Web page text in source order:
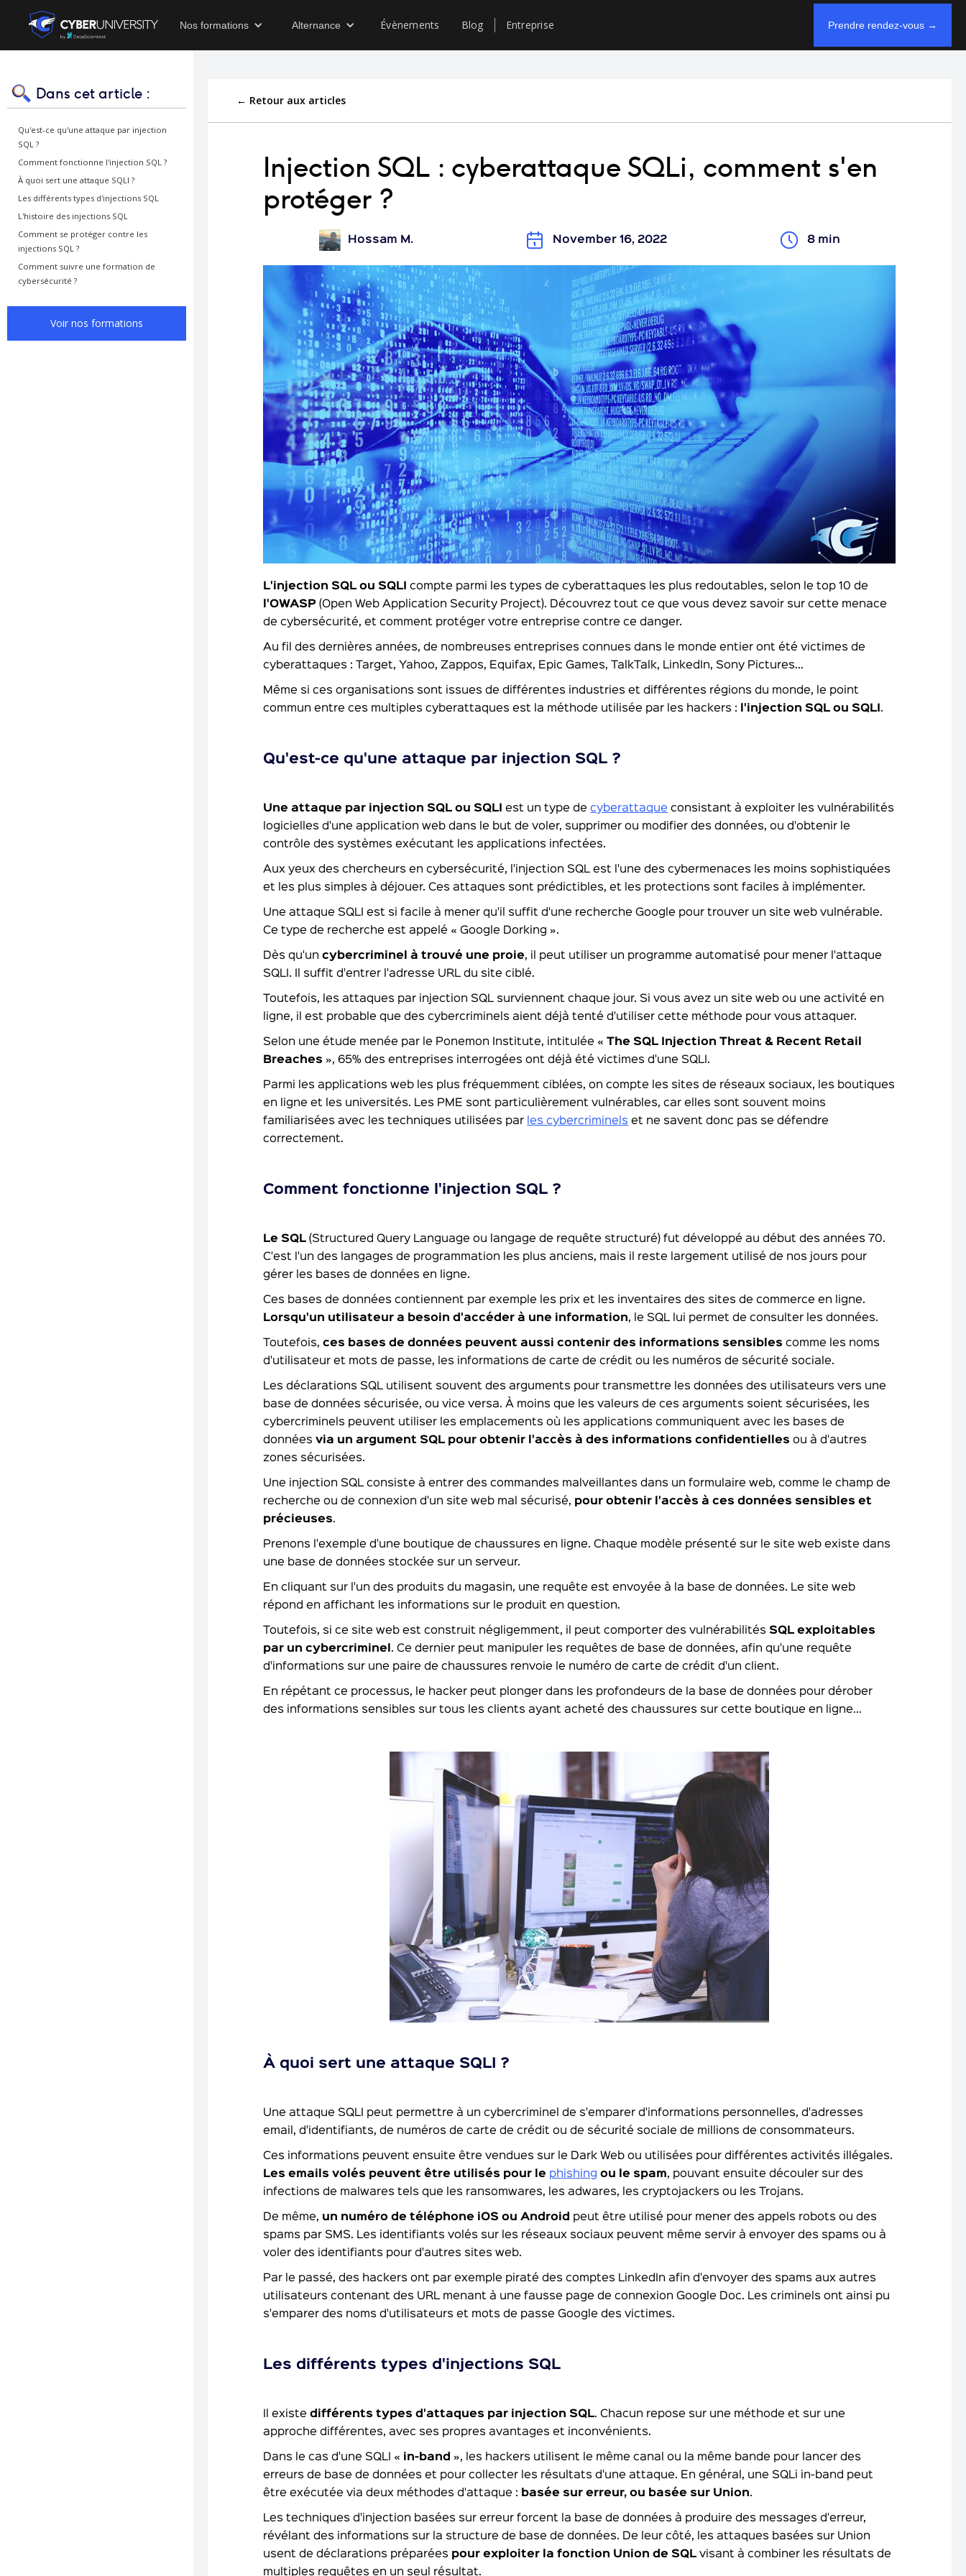
Nos formations Alternance Évènements Blog Entreprise Prendre rendez-vous →
← Retour aux articles
Injection SQL : cyberattaque SQLi, comment s'en
protéger ?
Hossam M. November 16, 2022 8 min
L'injection SQL ou SQLI
compte parmi les types de cyberattaques les plus redoutables, selon le top 10 de
l'OWASP (Open Web Application Security Project). Découvrez tout ce que vous devez savoir sur cette menace
de cybersécurité, et comment protéger votre entreprise contre ce danger.
Au fil des dernières années, de nombreuses entreprises connues dans le monde entier ont été victimes de
cyberattaques : Target, Yahoo, Zappos, Equifax, Epic Games, TalkTalk, LinkedIn, Sony Pictures...
Même si ces organisations sont issues de différentes industries et différentes régions du monde, le point
commun entre ces multiples cyberattaques est la méthode utilisée par les hackers :
l'injection SQL ou SQLI .
Qu'est-ce qu'une attaque par injection SQL ?
Une attaque par injection SQL ou SQLI est un type decyberattaque consistant à exploiter les vulnérabilités
logicielles d'une application web dans le but de voler, supprimer ou modifier des données, ou d'obtenir le
contrôle des systèmes exécutant les applications infectées.
Aux yeux des chercheurs en cybersécurité, l'injection SQL est l'une des cybermenaces les moins sophistiquées
et les plus simples à déjouer. Ces attaques sont prédictibles, et les protections sont faciles à implémenter.
Une attaque SQLI est si facile à mener qu'il suffit d'une recherche Google pour trouver un site web vulnérable.
Ce type de recherche est appelé « Google Dorking ».
Dès qu'un cybercriminel à trouvé une proie, il peut utiliser un programme automatisé pour mener l'attaque
SQLI. Il suffit d'entrer l'adresse URL du site ciblé.
Toutefois, les attaques par injection SQL surviennent chaque jour. Si vous avez un site web ou une activité en
ligne, il est probable que des cybercriminels aient déjà tenté d'utiliser cette méthode pour vous attaquer.
Selon une étude menée par le Ponemon Institute, intitulée «
The SQL Injection Threat & Recent Retail
Breaches », 65% des entreprises interrogées ont déjà été victimes d'une SQLI.
Parmi les applications web les plus fréquemment ciblées, on compte les sites de réseaux sociaux, les boutiques
en ligne et les universités. Les PME sont particulièrement vulnérables, car elles sont souvent moins
familiarisées avec les techniques utilisées par les cybercriminels et ne savent donc pas se défendre
correctement.
Comment fonctionne l'injection SQL ?
Le SQL (Structured Query Language ou langage de requête structuré) fut développé au début des années 70.
C'est l'un des langages de programmation les plus anciens, mais il reste largement utilisé de nos jours pour
gérer les bases de données en ligne.
Ces bases de données contiennent par exemple les prix et les inventaires des sites de commerce en ligne.
Lorsqu'un utilisateur a besoin d'accéder à une information, le SQL lui permet de consulter les données.
Toutefois,ces bases de données peuvent aussi contenir des informations sensibles comme les noms
d'utilisateur et mots de passe, les informations de carte de crédit ou les numéros de sécurité sociale.
Les déclarations SQL utilisent souvent des arguments pour transmettre les données des utilisateurs vers une
base de données sécurisée, ou vice versa. À moins que les valeurs de ces arguments soient sécurisées, les
cybercriminels peuvent utiliser les emplacements où les applications communiquent avec les bases de
données via un argument SQL pour obtenir l'accès à des informations confidentielles ou à d'autres
zones sécurisées.
Une injection SQL consiste à entrer des commandes malveillantes dans un formulaire web, comme le champ de
recherche ou de connexion d'un site web mal sécurisé, pour obtenir l'accès à ces données sensibles et
précieuses.
Prenons l'exemple d'une boutique de chaussures en ligne. Chaque modèle présenté sur le site web existe dans
une base de données stockée sur un serveur.
En cliquant sur l'un des produits du magasin, une requête est envoyée à la base de données. Le site web
répond en affichant les informations sur le produit en question.
Toutefois, si ce site web est construit négligemment, il peut comporter des vulnérabilités SQL exploitables
par un cybercriminel . Ce dernier peut manipuler les requêtes de base de données, afin qu'une requête
d'informations sur une paire de chaussures renvoie le numéro de carte de crédit d'un client.
En répétant ce processus, le hacker peut plonger dans les profondeurs de la base de données pour dérober
des informations sensibles sur tous les clients ayant acheté des chaussures sur cette boutique en ligne…
À quoi sert une attaque SQLI ?
Une attaque SQLI peut permettre à un cybercriminel de s'emparer d'informations personnelles, d'adresses
email, d'identifiants, de numéros de carte de crédit ou de sécurité sociale de millions de consommateurs.
Ces informations peuvent ensuite être vendues sur le Dark Web ou utilisées pour différentes activités illégales.
Les emails volés peuvent être utilisés pour le phishing ou le spam, pouvant ensuite découler sur des
infections de malwares tels que les ransomwares, les adwares, les cryptojackers ou les Trojans.
De même, un numéro de téléphone iOS ou Android peut être utilisé pour mener des appels robots ou des
spams par SMS. Les identifiants volés sur les réseaux sociaux peuvent même servir à envoyer des spams ou à
voler des identifiants pour d'autres sites web.
Par le passé, des hackers ont par exemple piraté des comptes LinkedIn afin d'envoyer des spams aux autres
utilisateurs contenant des URL menant à une fausse page de connexion Google Doc. Les criminels ont ainsi pu
s'emparer des noms d'utilisateurs et mots de passe Google des victimes.
Les différents types d'injections SQL
Il existedifférents types d'attaques par injection SQL. Chacun repose sur une méthode et sur une
approche différentes, avec ses propres avantages et inconvénients.
Dans le cas d'une SQLI « in-band », les hackers utilisent le même canal ou la même bande pour lancer des
erreurs de base de données et pour collecter les résultats d'une attaque. En général, une SQLi in-band peut
être exécutée via deux méthodes d'attaque : basée sur erreur, ou basée sur Union.
Les techniques d'injection basées sur erreur forcent la base de données à produire des messages d'erreur,
révélant des informations sur la structure de base de données. De leur côté, les attaques basées sur Union
usent de déclarations préparées pour exploiter la fonction Union de SQL visant à combiner les résultats de
multiples requêtes en un seul résultat.
Dans cet article :
Qu'est-ce qu'une attaque par injection
SQL ?
Comment fonctionne l'injection SQL ?
À quoi sert une attaque SQLI ?
Les différents types d'injections SQL
L'histoire des injections SQL
Comment se protéger contre les
injections SQL ?
Comment suivre une formation de
cybersécurité ?
Voir nos formations